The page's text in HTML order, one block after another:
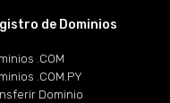
de Dominios
.COM
.COM.PY
Dominio